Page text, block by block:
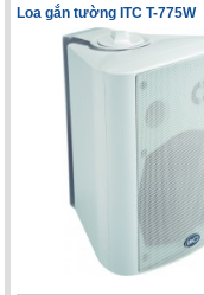
Loa gắn tường ITC T-775W